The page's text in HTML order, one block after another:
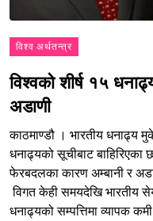
विश्व अर्थतन्त्र
विश्वको शीर्ष १५
अडाणी
काठमाण्डौ । भारतीय धनाढ्य
धनाढ्यको सूचीबाट
फेरबदलका कारण अम्बानी र
विगत केही समयदेखि भारतीय
धनाढ्यको सम्पत्तिमा व्यापक